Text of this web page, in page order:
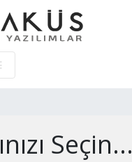
Seçin...